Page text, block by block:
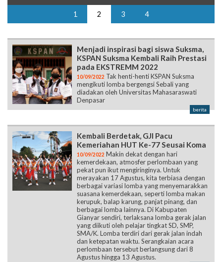
1 2 3 4
Menjadi inspirasi bagi siswa Suksma,
KSPAN Suksma Kembali Raih Prestasi
pada EKSTREMM 2022
10/09/2022 Tak henti-henti KSPAN Suksma
mengikuti lomba bergengsi Sebali yang
diadakan oleh Universitas Mahasaraswati
Denpasar
berita
Kembali Berdetak, GJI Pacu
Kemeriahan HUT Ke-77 Seusai Koma
10/09/2022 Makin dekat dengan hari
kemerdekaan, atmosfer perlombaan yang
pekat pun ikut mengiringinya. Untuk
merayakan 17 Agustus, kita terbiasa dengan
berbagai variasi lomba yang menyemarakkan
suasana kemerdekaan, seperti lomba makan
kerupuk, balap karung, panjat pinang, dan
berbagai lomba lainnya. Di Kabupaten
Gianyar sendiri, terlaksana lomba gerak jalan
yang diikuti oleh pelajar tingkat SD, SMP,
SMA/K. Lomba terdiri dari gerak jalan indah
dan ketepatan waktu. Serangkaian acara
perlombaan tersebut berlangsung dari 8
Agustus hingga 13 Agustus.